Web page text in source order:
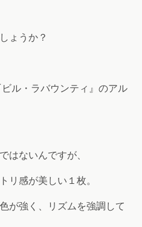
ょうか？
ル・ラバウンティ』のアル
はないんですが、
リ感が美しい１枚。
が強く、リズムを強調して